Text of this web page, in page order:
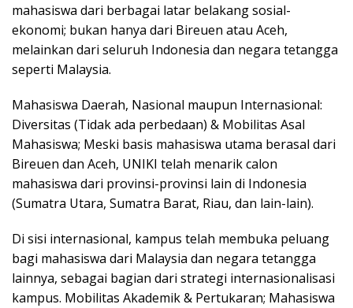
mahasiswa dari berbagai latar belakang sosial-
ekonomi; bukan hanya dari Bireuen atau Aceh,
melainkan dari seluruh Indonesia dan negara tetangga
seperti Malaysia.
Mahasiswa Daerah, Nasional maupun Internasional:
Diversitas (Tidak ada perbedaan) & Mobilitas Asal
Mahasiswa; Meski basis mahasiswa utama berasal dari
Bireuen dan Aceh, UNIKI telah menarik calon
mahasiswa dari provinsi-provinsi lain di Indonesia
(Sumatra Utara, Sumatra Barat, Riau, dan lain-lain).
Di sisi internasional, kampus telah membuka peluang
bagi mahasiswa dari Malaysia dan negara tetangga
lainnya, sebagai bagian dari strategi internasionalisasi
kampus. Mobilitas Akademik & Pertukaran; Mahasiswa